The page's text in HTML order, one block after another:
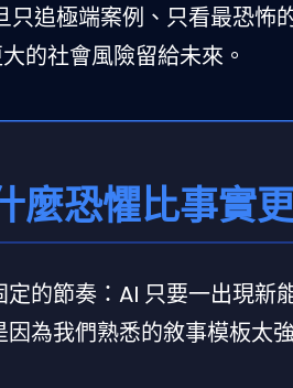
只追極端案例、只看最恐怖
的社會風險留給未來。
麼恐懼比事實
的節奏：AI 只要一出現
因為我們熟悉的敘事模板